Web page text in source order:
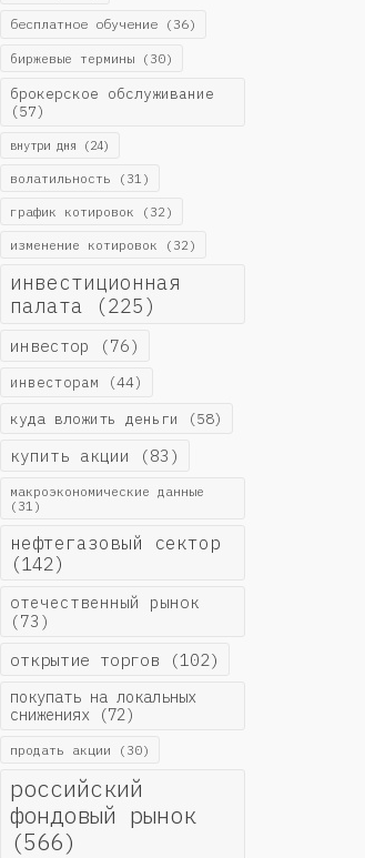
бесплатное обучение(36)
биржевые термины(30)
брокерское обслуживание
(57)
внутри дня (24)
волатильность (31)
график котировок (32)
изменение котировок (32)
инвестиционная
палата (225)
инвестор (76)
инвесторам (44)
куда вложить деньги (58)
купить акции (83)
макроэкономические данные
(31)
нефтегазовый сектор
(142)
отечественный рынок
(73)
открытие торгов (102)
покупать на локальных
снижениях(72)
продать акции (30)
российский
фондовый рынок
(566)